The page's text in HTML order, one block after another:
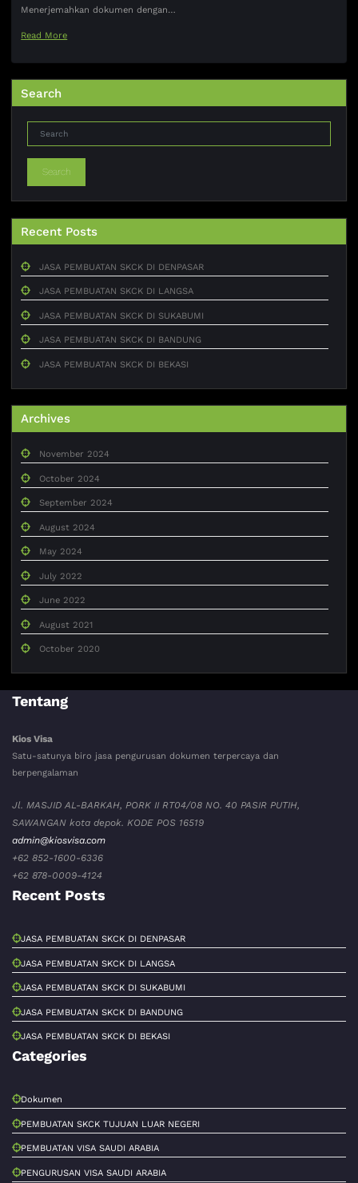
Menerjemahkan dokumen dengan…
Read More
Search
Search
Recent Posts
JASA PEMBUATAN SKCK DI DENPASAR
JASA PEMBUATAN SKCK DI LANGSA
JASA PEMBUATAN SKCK DI SUKABUMI
JASA PEMBUATAN SKCK DI BANDUNG
JASA PEMBUATAN SKCK DI BEKASI
Archives
November 2024
October 2024
September 2024
August 2024
May 2024
July 2022
June 2022
August 2021
October 2020
Tentang
Kios Visa
Satu-satunya biro jasa pengurusan dokumen terpercaya dan
berpengalaman
Jl. MASJID AL-BARKAH, PORK II RT04/08 NO. 40 PASIR PUTIH,
SAWANGAN kota depok. KODE POS 16519
admin@kiosvisa.com
+62 852-1600-6336
+62 878-0009-4124
Recent Posts
JASA PEMBUATAN SKCK DI DENPASAR
JASA PEMBUATAN SKCK DI LANGSA
JASA PEMBUATAN SKCK DI SUKABUMI
JASA PEMBUATAN SKCK DI BANDUNG
JASA PEMBUATAN SKCK DI BEKASI
Categories
Dokumen
PEMBUATAN SKCK TUJUAN LUAR NEGERI
PEMBUATAN VISA SAUDI ARABIA
PENGURUSAN VISA SAUDI ARABIA